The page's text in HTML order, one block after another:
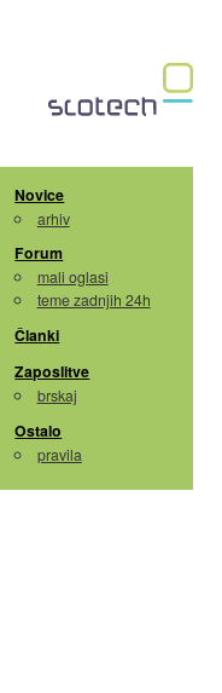
Novice
arhiv
Forum
mali oglasi
teme zadnjih 24h
Članki
Zaposlitve
brskaj
Ostalo
pravila